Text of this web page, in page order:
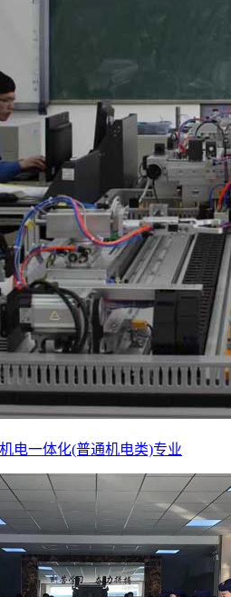
电一体化(普通机电类)专业